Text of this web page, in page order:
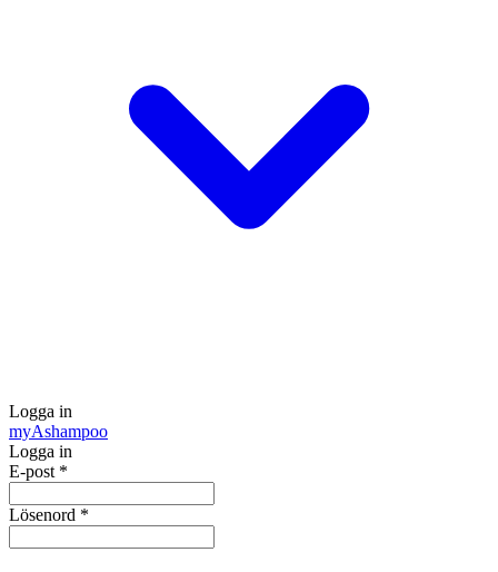
Logga in
myAshampoo
Logga in
E-post *
Lösenord *